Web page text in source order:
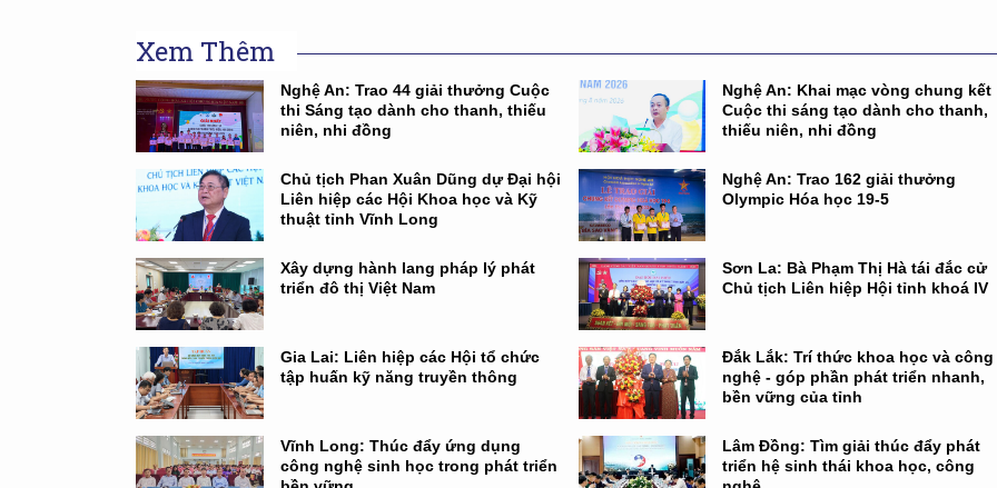
Xem Thêm
Nghệ An: Trao 44 giải thưởng Cuộc
thi Sáng tạo dành cho thanh, thiếu
niên, nhi đồng
Nghệ An: Khai mạc vòng chung kết
Cuộc thi sáng tạo dành cho thanh,
thiếu niên, nhi đồng
Chủ tịch Phan Xuân Dũng dự Đại hội
Liên hiệp các Hội Khoa học và Kỹ
thuật tỉnh Vĩnh Long
Nghệ An: Trao 162 giải thưởng
Olympic Hóa học 19-5
Xây dựng hành lang pháp lý phát
triển đô thị Việt Nam
Sơn La: Bà Phạm Thị Hà tái đắc cử
Chủ tịch Liên hiệp Hội tỉnh khoá IV
Gia Lai: Liên hiệp các Hội tổ chức
tập huấn kỹ năng truyền thông
Đắk Lắk: Trí thức khoa học và công
nghệ - góp phần phát triển nhanh,
bền vững của tỉnh
Vĩnh Long: Thúc đẩy ứng dụng
công nghệ sinh học trong phát triển
Lâm Đồng: Tìm giải thúc đẩy phát
triển hệ sinh thái khoa học, công